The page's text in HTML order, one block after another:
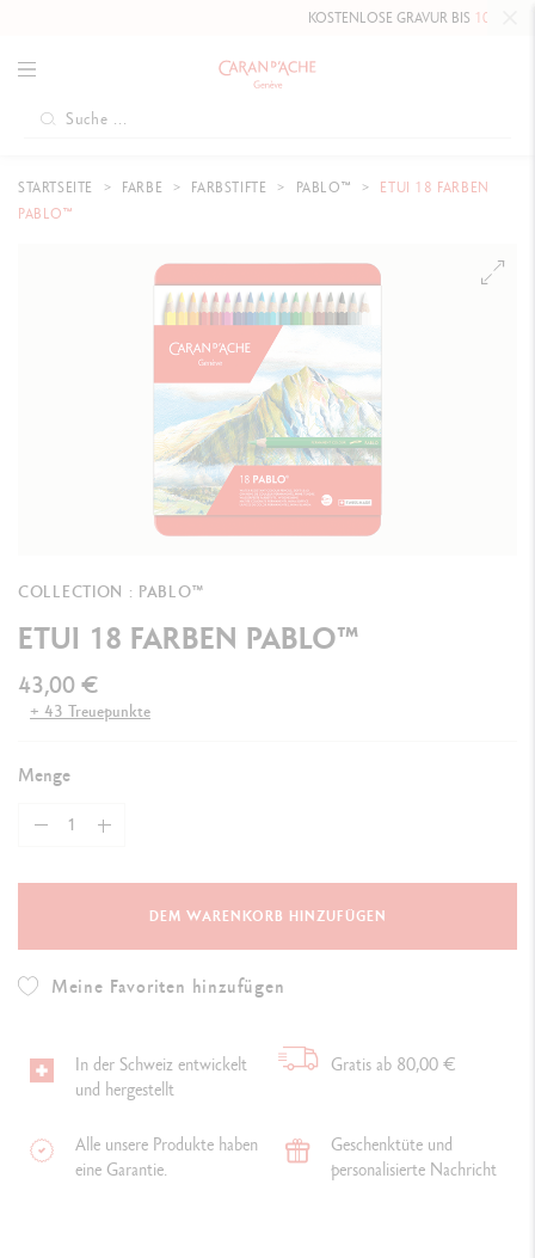
KOSTENLOSE GRAVUR BIS10. MAI 2026AUF DIE
STARTSEITE FARBE FARBSTIFTE PABLO™
ETUI 18 FARBEN
PABLO™
COLLECTION : PABLO™
ETUI 18 FARBEN PABLO™
43,00 €
+ 43 Treuepunkte
Menge
DEM WARENKORB HINZUFÜGEN
Meine Favoriten hinzufügen
In der Schweiz entwickelt
und hergestellt
Gratis ab 80,00 €
Alle unsere Produkte haben
eine Garantie.
Geschenktüte und
personalisierte Nachricht